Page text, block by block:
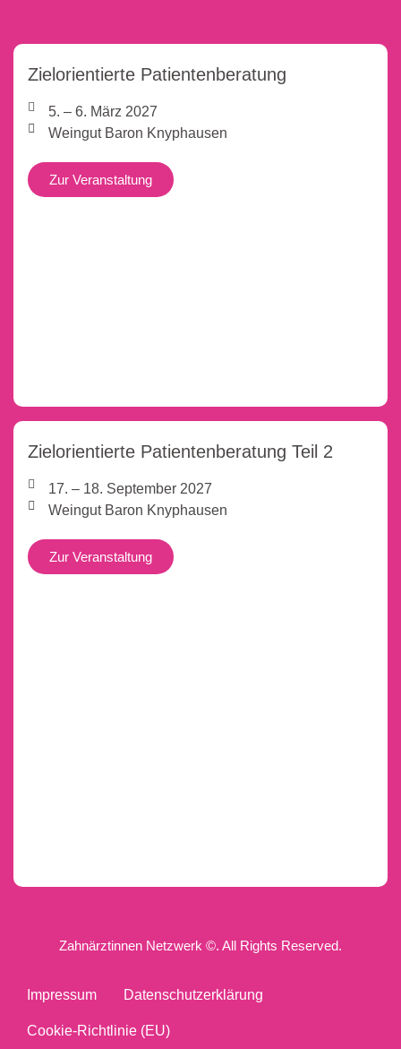
Zielorientierte Patientenberatung
5. – 6. März 2027
Weingut Baron Knyphausen
Zur Veranstaltung
Zielorientierte Patientenberatung Teil 2
17. – 18. September 2027
Weingut Baron Knyphausen
Zur Veranstaltung
Zahnärztinnen Netzwerk ©. All Rights Reserved.
Impressum Datenschutzerklärung
Cookie-Richtlinie (EU)